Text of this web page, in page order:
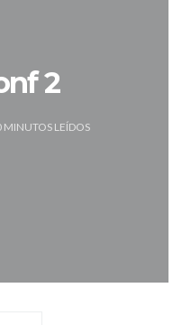
2
MINUTOS LEÍDOS